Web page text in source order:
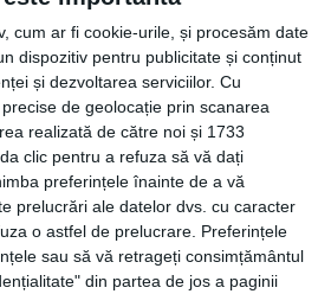
cum ar fi cookie-urile, și procesăm date
dispozitiv pentru publicitate și conținut
și dezvoltarea serviciilor. Cu
de geolocație prin scanarea
realizată de către noi și 1733
clic pentru a refuza să vă dați
preferințele înainte de a vă
prelucrări ale datelor dvs. cu caracter
o astfel de prelucrare. Preferințele
sau să vă retrageți consimțământul
din partea de jos a paginii